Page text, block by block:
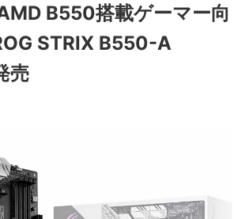
B550搭載ゲーマー向
STRIX B550-A
売